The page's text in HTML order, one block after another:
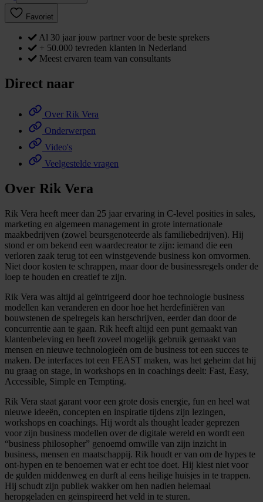
Favoriet
Al 30 jaar jouw partner voor de beste sprekers
+ 50.000 tevreden klanten in Nederland
Meest ervaren team van consultants
Direct naar
Over Rik Vera
Onderwerpen
Video's
Veelgestelde vragen
Over Rik Vera
Rik Vera heeft meer dan 25 jaar ervaring in C-level posities in sales,
marketing en algemeen management in grote internationale
maakbedrijven (zowel beursgenoteerde als familiebedrijven). Hij
stond er om bekend een waardecreator te zijn: iemand die een
verloren zaak terug tot een winstgevende business kon omvormen.
Niet door kosten te schrappen, maar door de businessregels onder de
loep te houden en creatief te zijn.
Rik Vera was altijd al geïntrigeerd door hoe technologie business
modellen kan veranderen en door hoe het herdefiniëren van
bouwstenen de spelregels kan herschrijven, eerder dan door de
concurrentie aan te gaan. Rik heeft altijd een punt gemaakt van
klantenbeleving en heeft zoveel mogelijk gebruik gemaakt van
mensen en nieuwe technologieën om de business tot een succes te
maken. De interfaces tot een FEAST maken, was het geheim dat hij
nu graag on stage, in workshops en in coachings deelt: Fast, Easy,
Accessible, Simple en Tempting.
Rik Vera staat garant voor een grote dosis energie, fun en heel wat
nieuwe ideeën, concepten en inspiratie tijdens zijn lezingen,
workshops en coachings. Hij wordt als thought leader geprezen
voor zijn business modellen over de digitale wereld en wordt een
“business philosopher” genoemd omwille van zijn inzicht in
business, mensen en maatschappij. Rik houdt er van om de hypes te
ont-hypen en te benoemen wat er echt toe doet. Hij kiest niet voor
de gulden middenweg en durft al eens heilige huisjes in te trappen.
Hij schudt zijn publiek wakker om hen nadien helemaal
heropgeladen en geïnspireerd het veld in te sturen.